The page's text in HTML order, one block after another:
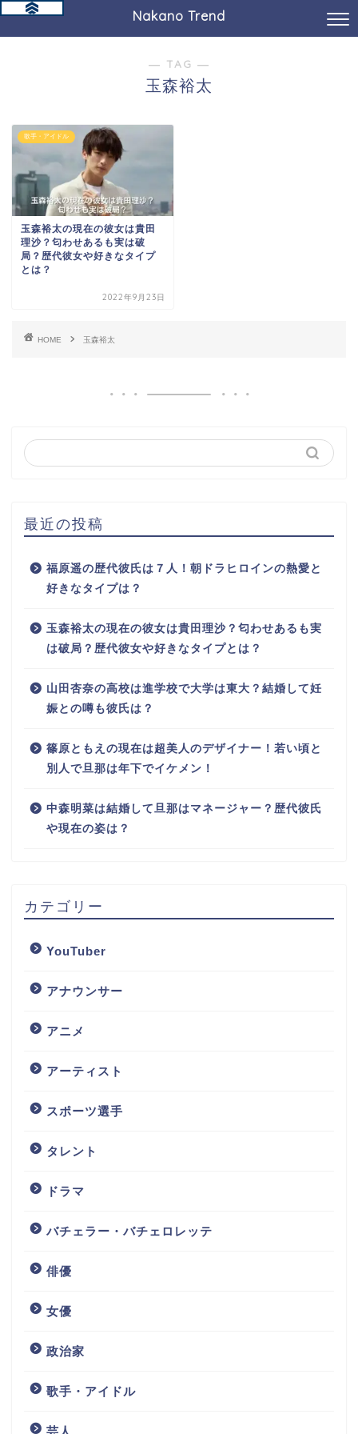
Nakano Trend
― TAG ―
玉森裕太
歌手・アイドル
玉森裕太の現在の彼女は貴田
理沙？匂わせあるも実は破
局？歴代彼女や好きなタイプ
とは？
2022年9月23日
HOME 玉森裕太
最近の投稿
福原遥の歴代彼氏は７人！朝ドラヒロインの熱愛と
好きなタイプは？
玉森裕太の現在の彼女は貴田理沙？匂わせあるも実
は破局？歴代彼女や好きなタイプとは？
山田杏奈の高校は進学校で大学は東大？結婚して妊
娠との噂も彼氏は？
篠原ともえの現在は超美人のデザイナー！若い頃と
別人で旦那は年下でイケメン！
中森明菜は結婚して旦那はマネージャー？歴代彼氏
や現在の姿は？
カテゴリー
YouTuber
アナウンサー
アニメ
アーティスト
スポーツ選手
タレント
ドラマ
バチェラー・バチェロレッテ
俳優
女優
政治家
歌手・アイドル
芸人